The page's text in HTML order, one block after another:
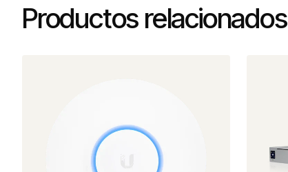
Productos relacionados